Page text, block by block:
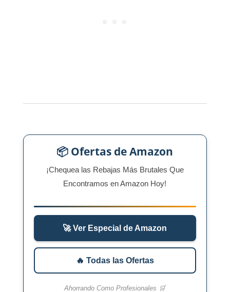
📦 Ofertas de Amazon
¡Chequea las Rebajas Más Brutales Que
Encontramos en Amazon Hoy!
🚀 Ver Especial de Amazon
🔥 Todas las Ofertas
Ahorrando Como Profesionales 🛒